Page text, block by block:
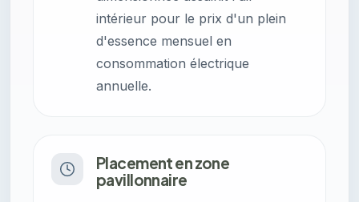
intérieur pour le prix d'un plein
d'essence mensuel en
consommation électrique
annuelle.
Placement en zone
pavillonnaire